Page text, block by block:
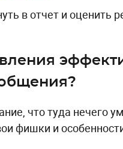
в отчет и оценить
что туда нечего
фишки и